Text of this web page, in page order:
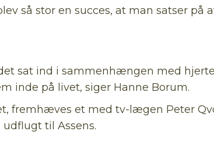
så stor en succes, at man satser på
sat ind i sammenhængen med
inde på livet, siger Hanne Borum.
fremhæves et med tv-lægen Peter
til Assens.